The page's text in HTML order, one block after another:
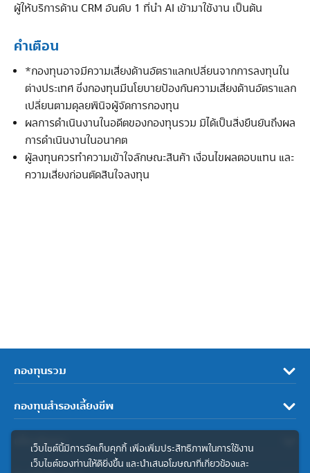
ผู้ให้บริการด้าน CRM อันดับ 1 ที่นำ AI เข้ามาใช้งาน เป็นต้น
คำเตือน
*กองทุนอาจมีความเสี่ยงด้านอัตราแลกเปลี่ยนจากการลงทุนใน
ต่างประเทศ ซึ่งกองทุนมีนโยบายป้องกันความเสี่ยงด้านอัตราแลก
เปลี่ยนตามดุลยพินิจผู้จัดการกองทุน
ผลการดำเนินงานในอดีตของกองทุนรวม มิได้เป็นสิ่งยืนยันถึงผล
การดำเนินงานในอนาคต
ผู้ลงทุนควรทำความเข้าใจลักษณะสินค้า เงื่อนไขผลตอบแทน และ
ความเสี่ยงก่อนตัดสินใจลงทุน
กองทุนรวม
กองทุนสำรองเลี้ยงชีพ
เกี่ยวกับเรา
เว็บไซต์นี้มีการจัดเก็บคุกกี้ เพื่อเพิ่มประสิทธิภาพในการใช้งาน
เว็บไซต์ของท่านให้ดียิ่งขึ้น และนำเสนอโฆษณาที่เกี่ยวข้องและ